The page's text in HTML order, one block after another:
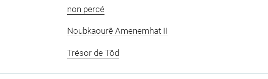
non percé
Noubkaourê Amenemhat II
Trésor de Tôd